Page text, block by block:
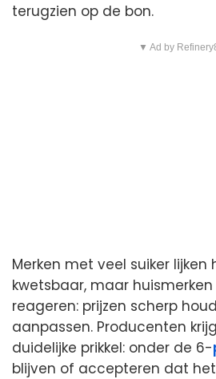
terugzien op de bon.
▼ Ad by
Merken met veel suiker lijken
kwetsbaar, maar
reageren: prijzen scherp
aanpassen. Producenten
duidelijke prikkel: onder de 6-
blijven of accepteren dat